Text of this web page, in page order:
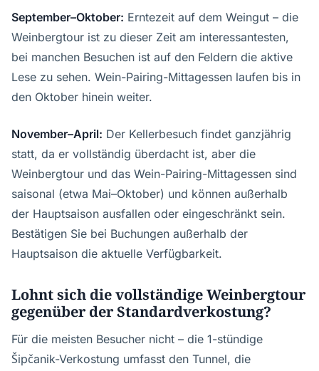
September–Oktober: Erntezeit auf dem Weingut – die
Weinbergtour ist zu dieser Zeit am interessantesten,
bei manchen Besuchen ist auf den Feldern die aktive
Lese zu sehen. Wein-Pairing-Mittagessen laufen bis in
den Oktober hinein weiter.
November–April: Der Kellerbesuch findet ganzjährig
statt, da er vollständig überdacht ist, aber die
Weinbergtour und das Wein-Pairing-Mittagessen sind
saisonal (etwa Mai–Oktober) und können außerhalb
der Hauptsaison ausfallen oder eingeschränkt sein.
Bestätigen Sie bei Buchungen außerhalb der
Hauptsaison die aktuelle Verfügbarkeit.
Lohnt sich die vollständige Weinbergtour
gegenüber der Standardverkostung?
Für die meisten Besucher nicht – die 1-stündige
Šipčanik-Verkostung umfasst den Tunnel, die